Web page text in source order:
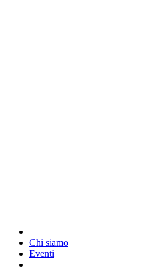
Chi siamo
Eventi